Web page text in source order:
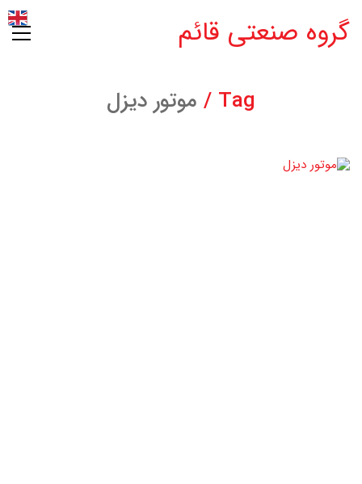
گروه صنعتی قائم
Tag / موتور دیزل